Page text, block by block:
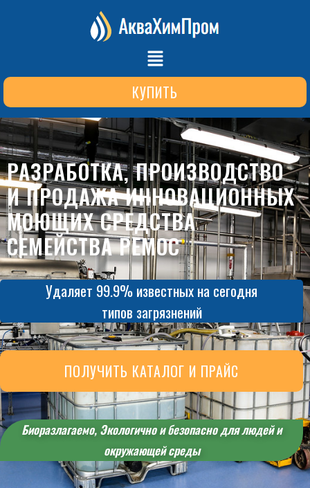
КУПИТЬ
РАЗРАБОТКА, ПРОИЗВОДСТВО
И ПРОДАЖА ИННОВАЦИОННЫХ
МОЮЩИХ СРЕДСТВА
СЕМЕЙСТВА РЕМОС
Удаляет 99.9% известных на сегодня
типов загрязнений
ПОЛУЧИТЬ КАТАЛОГ И ПРАЙС
Биоразлагаемо, Экологично и безопасно для людей и
окружающей среды